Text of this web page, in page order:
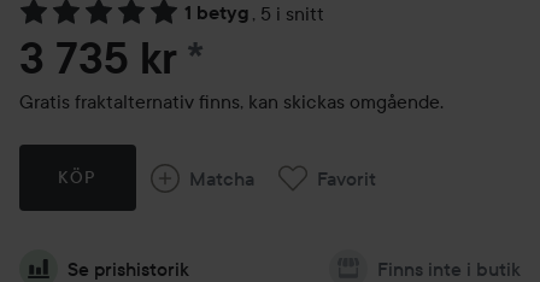
1 betyg , 5 i snitt
Hoppa till Betyg & kommentarer
3 735 kr *
Gratis fraktalternativ finns, kan skickas omgående.
KÖP Matcha Favorit
Se prishistorik Finns inte i butik